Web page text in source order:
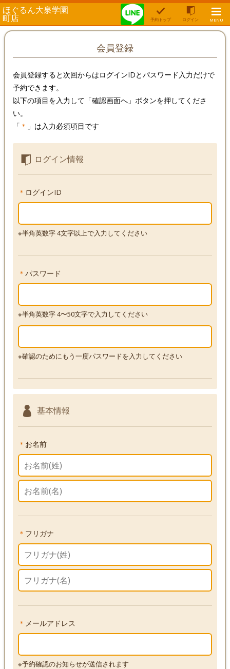
ほぐるん大泉学園
町店 予約トップ ログイン MENU
会員登録
会員登録すると次回からはログインIDとパスワード入力だけで
予約できます。
以下の項目を入力して「確認画面へ」ボタンを押してくださ
い。
「 ＊ 」は入力必須項目です
ログイン情報
＊ ログインID
※半角英数字 4文字以上で入力してください
＊ パスワード
※半角英数字 4〜50文字で入力してください
※確認のためにもう一度パスワードを入力してください
基本情報
＊ お名前
＊ フリガナ
＊ メールアドレス
※予約確認のお知らせが送信されます